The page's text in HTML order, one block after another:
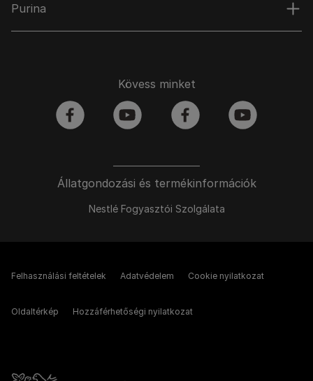
Purina
Állatgondozási és termékinformációk
Nestlé Fogyasztói Szolgálata
Kövess minket
facebook youtube facebook youtube
Felhasználási feltételek Adatvédelem Cookie nyilatkozat
Oldaltérkép Hozzáférhetőségi nyilatkozat